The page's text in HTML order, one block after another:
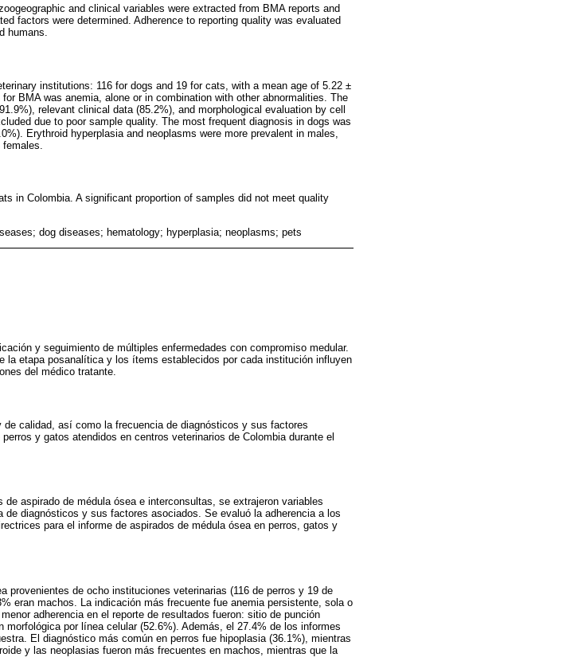
and clinical variables were extracted from BMA reports and
factors were determined. Adherence to reporting quality was evaluated
humans.
institutions: 116 for dogs and 19 for cats, with a mean age of 5.22 ±
BMA was anemia, alone or in combination with other abnormalities. The
relevant clinical data (85.2%), and morphological evaluation by cell
due to poor sample quality. The most frequent diagnosis in dogs was
Erythroid hyperplasia and neoplasms were more prevalent in males,
in Colombia. A significant proportion of samples did not meet quality
dog diseases; hematology; hyperplasia; neoplasms; pets
y seguimiento de múltiples enfermedades con compromiso medular.
la etapa posanalítica y los ítems establecidos por cada institución influyen
del médico tratante.
calidad, así como la frecuencia de diagnósticos y sus factores
y gatos atendidos en centros veterinarios de Colombia durante el
aspirado de médula ósea e interconsultas, se extrajeron variables
diagnósticos y sus factores asociados. Se evaluó la adherencia a los
para el informe de aspirados de médula ósea en perros, gatos y
provenientes de ocho instituciones veterinarias (116 de perros y 19 de
eran machos. La indicación más frecuente fue anemia persistente, sola o
adherencia en el reporte de resultados fueron: sitio de punción
por línea celular (52.6%). Además, el 27.4% de los informes
El diagnóstico más común en perros fue hipoplasia (36.1%), mientras
y las neoplasias fueron más frecuentes en machos, mientras que la